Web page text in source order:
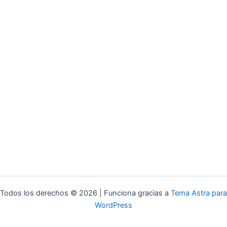
Todos los derechos © 2026 | Funciona gracias a Tema Astra para
WordPress